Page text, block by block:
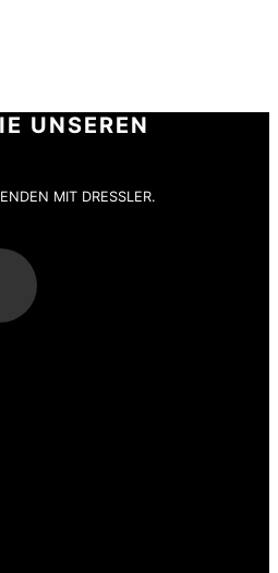
UNSEREN
MIT DRESSLER.